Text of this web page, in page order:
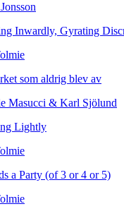
Inwardly, Gyrating
som aldrig blev av
Masucci & Karl Sjölund
Lightly
a Party (of 3 or 4 or 5)